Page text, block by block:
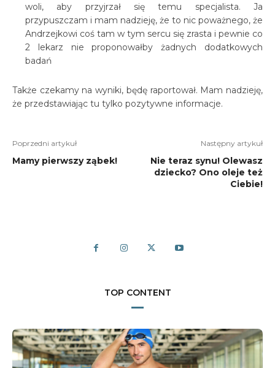
woli, aby przyjrzał się temu specjalista. Ja
przypuszczam i mam nadzieję, że to nic poważnego, że
Andrzejkowi coś tam w tym sercu się zrasta i pewnie co
2 lekarz nie proponowałby żadnych dodatkowych
badań
Także czekamy na wyniki, będę raportował. Mam nadzieję,
że przedstawiając tu tylko pozytywne informacje.
Poprzedni artykuł
Mamy pierwszy ząbek!
Następny artykuł
Nie teraz synu! Olewasz
dziecko? Ono oleje też
Ciebie!
TOP CONTENT